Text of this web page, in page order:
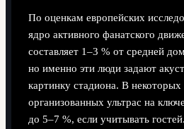
По оценкам европейских
ядро активного фанатского
составляет 1–3 % от средней
но именно эти люди задают
картинку стадиона. В
организованных ультрас на
до 5–7 %, если учитывать